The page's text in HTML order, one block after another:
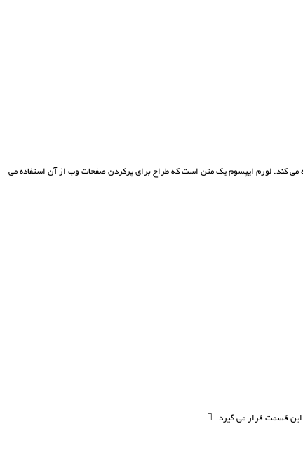
کند. لورم ايپسوم يک متن است که طراح برای پرکردن صفحات وب از آن استفاده می
قسمت قرار می گیرد